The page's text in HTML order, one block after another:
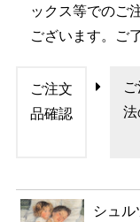
ックス等でのご
ございます。ご
ご注文
品確認
法
シュル